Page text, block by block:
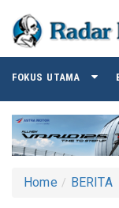
FOKUS UTAMA
Home BERITA